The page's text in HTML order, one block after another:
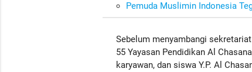
Pemuda Muslimin Indonesia
Sebelum menyambangi
55 Yayasan Pendidikan Al
karyawan, dan siswa Y.P. Al